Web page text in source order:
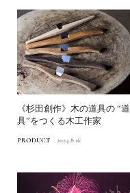
《杉田創作》木の道具の “道
具”をつくる木工作家
PRODUCT 2024.8.16